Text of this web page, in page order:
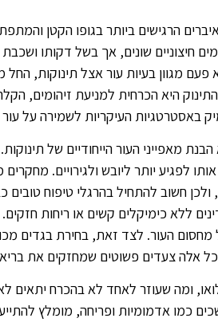
הרגישים ביותר בגופו הקטן
חיצוניים שונים, אך בשל דקותו
מגוון בעיות עור אצל תינוקות,
היא הכרחית למניעת זיהומים,
באסטרטגיות העיקריות לשמירה על
מאפייני העור הייחודיים של
חשוב להתחיל בהרגלי טיפוח
ללא כימיקלים קשים או ריחות
מחסום העור. לצד זאת, בחירת בגדים
אלה צעדים פשוטים שמחזקים את
ומה שעוזר לאחד לא בהכרח
כמו אדמומיות ופריחה, מומלץ